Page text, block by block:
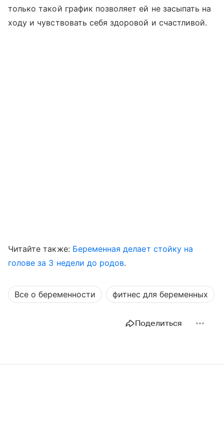
только такой график позволяет ей не засыпать на
ходу и чувствовать себя здоровой и счастливой.
Читайте также: Беременная делает стойку на
голове за 3 недели до родов.
Все о беременности фитнес для беременных
Поделиться